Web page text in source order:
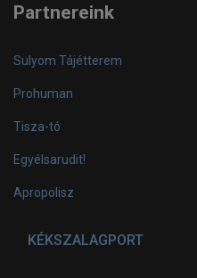
Partnereink
Sulyom Tájétterem
Prohuman
Tisza-tó
Egyélsarudit!
Apropolisz
KÉKSZALAGPORT